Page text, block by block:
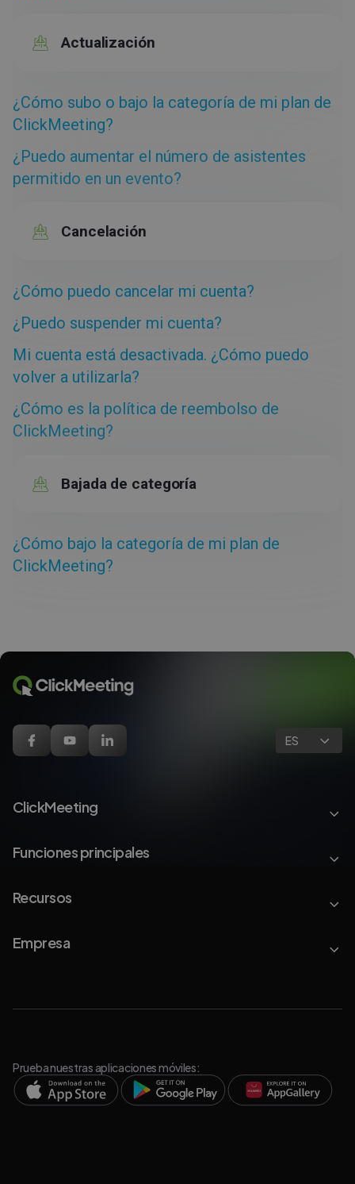
Actualización
¿Cómo subo o bajo la categoría de mi plan de
ClickMeeting?
¿Puedo aumentar el número de asistentes
permitido en un evento?
Cancelación
¿Cómo puedo cancelar mi cuenta?
¿Puedo suspender mi cuenta?
Mi cuenta está desactivada. ¿Cómo puedo
volver a utilizarla?
¿Cómo es la política de reembolso de
ClickMeeting?
Bajada de categoría
¿Cómo bajo la categoría de mi plan de
ClickMeeting?
ES
ClickMeeting
Funciones principales
Recursos
Empresa
Prueba nuestras aplicaciones móviles: